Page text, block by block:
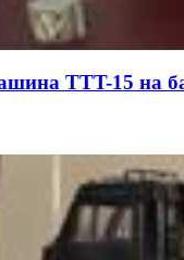
TTT-15 на